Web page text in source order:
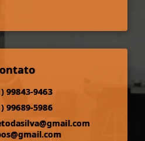
99843-9463
99689-5986